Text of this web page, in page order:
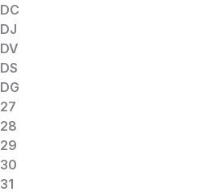
DC
DJ
DV
DS
DG
27
28
29
30
31